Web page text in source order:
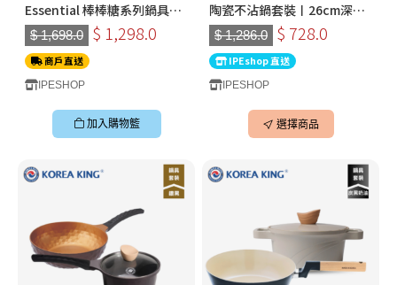
Essential 棒棒糖系列鍋具套
裝｜ 2026全新棉花糖粉色｜
韓國不黏鑊推薦2026
$ 1,698.0 $ 1,298.0
商戶直送
IPESHOP
加入購物籃
陶瓷不沾鍋套裝〡26cm深炒
鍋+18cm湯鍋 (沙灰/珊瑚粉)
〡韓國製廚具
$ 1,286.0 $ 728.0
IPEshop 直送
IPESHOP
選擇商品